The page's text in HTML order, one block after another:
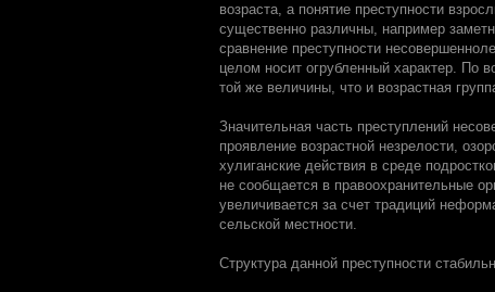
возраста, а понятие преступности
существенно различны, например
сравнение преступности
целом носит огрубленный характер. По
той же величины, что и возрастная
Значительная часть преступлений
проявление возрастной незрелости,
хулиганские действия в среде
не сообщается в правоохранительные
увеличивается за счет традиций
сельской местности.
Структура данной преступности